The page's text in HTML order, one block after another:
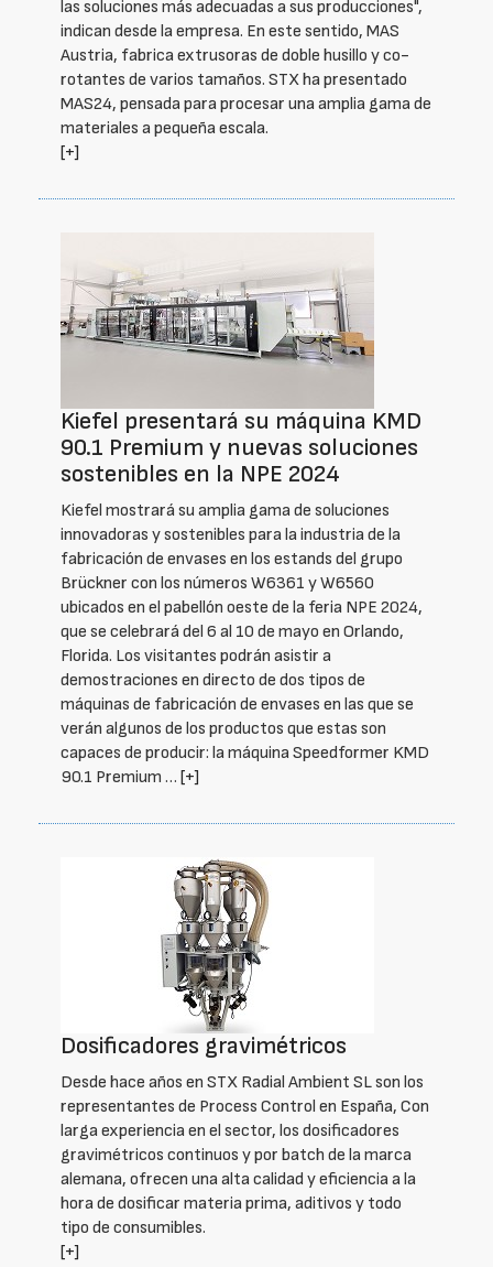
las soluciones más adecuadas a sus producciones",
indican desde la empresa. En este sentido, MAS
Austria, fabrica extrusoras de doble husillo y co-
rotantes de varios tamaños. STX ha presentado
MAS24, pensada para procesar una amplia gama de
materiales a pequeña escala.
[+]
Kiefel presentará su máquina KMD
90.1 Premium y nuevas soluciones
sostenibles en la NPE 2024
Kiefel mostrará su amplia gama de soluciones
innovadoras y sostenibles para la industria de la
fabricación de envases en los estands del grupo
Brückner con los números W6361 y W6560
ubicados en el pabellón oeste de la feria NPE 2024,
que se celebrará del 6 al 10 de mayo en Orlando,
Florida. Los visitantes podrán asistir a
demostraciones en directo de dos tipos de
máquinas de fabricación de envases en las que se
verán algunos de los productos que estas son
capaces de producir: la máquina Speedformer KMD
90.1 Premium … [+]
Dosificadores gravimétricos
Desde hace años en STX Radial Ambient SL son los
representantes de Process Control en España, Con
larga experiencia en el sector, los dosificadores
gravimétricos continuos y por batch de la marca
alemana, ofrecen una alta calidad y eficiencia a la
hora de dosificar materia prima, aditivos y todo
tipo de consumibles.
[+]